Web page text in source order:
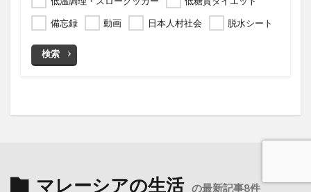
備忘録
動画 日本人村社会 脱水シート
検索
マレーシアの生活 の最新記事8件